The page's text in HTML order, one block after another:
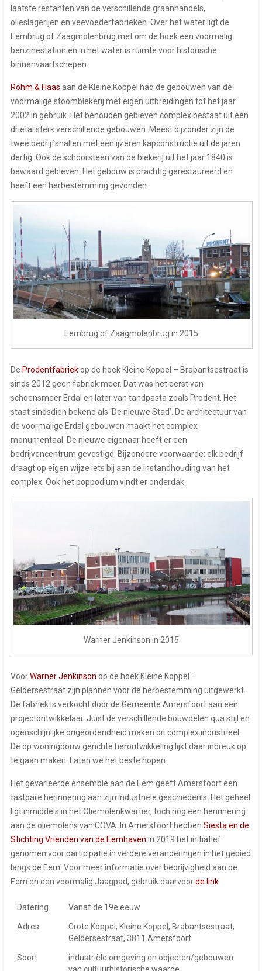
laatste restanten van de verschillende graanhandels,
olieslagerijen en veevoederfabrieken. Over het water ligt de
Eembrug of Zaagmolenbrug met om de hoek een voormalig
benzinestation en in het water is ruimte voor historische
binnenvaartschepen.
Rohm & Haas aan de Kleine Koppel had de gebouwen van de
voormalige stoomblekerij met eigen uitbreidingen tot het jaar
2002 in gebruik. Het behouden gebleven complex bestaat uit een
drietal sterk verschillende gebouwen. Meest bijzonder zijn de
twee bedrijfshallen met een ijzeren kapconstructie uit de jaren
dertig. Ook de schoorsteen van de blekerij uit het jaar 1840 is
bewaard gebleven. Het gebouw is prachtig gerestaureerd en
heeft een herbestemming gevonden.
Eembrug of Zaagmolenbrug in 2015
De Prodentfabriekop de hoek Kleine Koppel – Brabantsestraat is
sinds 2012 geen fabriek meer. Dat was het eerst van
schoensmeer Erdal en later van tandpasta zoals Prodent. Het
staat sindsdien bekend als ‘De nieuwe Stad’. De architectuur van
de voormalige Erdal gebouwen maakt het complex
monumentaal. De nieuwe eigenaar heeft er een
bedrijvencentrum gevestigd. Bijzondere voorwaarde: elk bedrijf
draagt op eigen wijze iets bij aan de instandhouding van het
complex. Ook het poppodium vindt er onderdak.
Warner Jenkinson in 2015
VoorWarner Jenkinson op de hoek Kleine Koppel –
Geldersestraat zijn plannen voor de herbestemming uitgewerkt.
De fabriek is verkocht door de Gemeente Amersfoort aan een
projectontwikkelaar. Juist de verschillende bouwdelen qua stijl en
ogenschijnlijke ongeordendheid maken dit complex industrieel.
De op woningbouw gerichte herontwikkeling lijkt daar inbreuk op
te gaan maken. Laten we het beste hopen.
Het gevarieerde ensemble aan de Eem geeft Amersfoort een
tastbare herinnering aan zijn industriële geschiedenis. Het geheel
ligt inmiddels in het Oliemolenkwartier, toch nog een herinnering
aan de oliemolens van COVA. In Amersfoort hebben Siesta en de
Stichting Vrienden van de Eemhaven in 2019 het initiatief
genomen voor participatie in verdere veranderingen in het gebied
langs de Eem. Voor meer informatie over bedrijvigheid aan de
Eem en een voormalig Jaagpad, gebruik daarvoorde link.
Datering Vanaf de 19e eeuw
Adres
Grote Koppel, Kleine Koppel, Brabantsestraat,
Geldersestraat, 3811 Amersfoort
Soort
industriële omgeving en objecten/gebouwen
van cultuurhistorische waarde